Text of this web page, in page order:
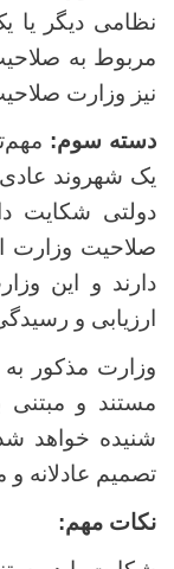
نظامی دیگر یا
مربوط به
نیز وزارت
دسته سوم:
یک شهروند
دولتی شکایت
صلاحیت وزارت
دارند و این
ارزیابی و
وزارت مذکور
مستند و
شنیده خواهد
تصمیم عادلانه
نکات مهم: